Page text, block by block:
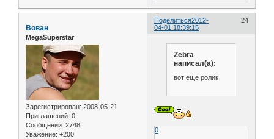
Поделиться 24
2012-
04-01 18:39:15
Вован
MegaSuperstar
Зарегистрирован: 2008-05-21
Приглашений: 0
Сообщений: 2748
Уважение: +200
Zebra
написал(а):
вот еще ролик
0